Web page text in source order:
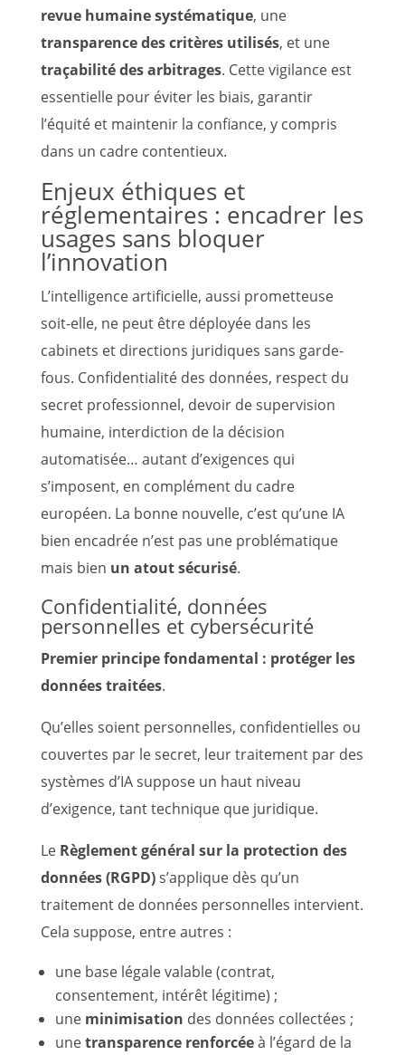
revue humaine systématique, une
transparence des critères utilisés, et une
traçabilité des arbitrages. Cette vigilance est
essentielle pour éviter les biais, garantir
l’équité et maintenir la confiance, y compris
dans un cadre contentieux.
Enjeux éthiques et
réglementaires : encadrer les
usages sans bloquer
l’innovation
L’intelligence artificielle, aussi prometteuse
soit-elle, ne peut être déployée dans les
cabinets et directions juridiques sans garde-
fous. Confidentialité des données, respect du
secret professionnel, devoir de supervision
humaine, interdiction de la décision
automatisée… autant d’exigences qui
s’imposent, en complément du cadre
européen. La bonne nouvelle, c’est qu’une IA
bien encadrée n’est pas une problématique
mais bien un atout sécurisé.
Confidentialité, données
personnelles et cybersécurité
Premier principe fondamental : protéger les
données traitées.
Qu’elles soient personnelles, confidentielles ou
couvertes par le secret, leur traitement par des
systèmes d’IA suppose un haut niveau
d’exigence, tant technique que juridique.
Le Règlement général sur la protection des
données (RGPD)s’applique dès qu’un
traitement de données personnelles intervient.
Cela suppose, entre autres :
une base légale valable (contrat,
consentement, intérêt légitime) ;
une minimisation des données collectées ;
unetransparence renforcéeà l’égard de la